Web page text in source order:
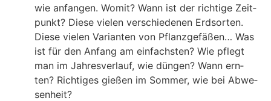
wie anfan­gen. Womit? Wann ist der rich­ti­ge Zeit­
punkt? Die­se vie­len ver­schie­de­nen Erd­sor­ten.
Die­se vie­len Vari­an­ten von Pflanz­ge­fä­ßen… Was
ist für den Anfang am ein­fachs­ten? Wie pflegt
man im Jah­res­ver­lauf, wie dün­gen? Wann ern­
ten? Rich­ti­ges gie­ßen im Som­mer, wie bei Abwe­
sen­heit?